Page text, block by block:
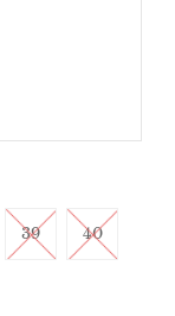
39 40